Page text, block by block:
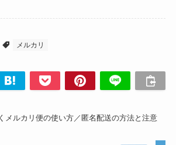
メルカリ
メルカリ便の使い方／匿名配送の方法と注意